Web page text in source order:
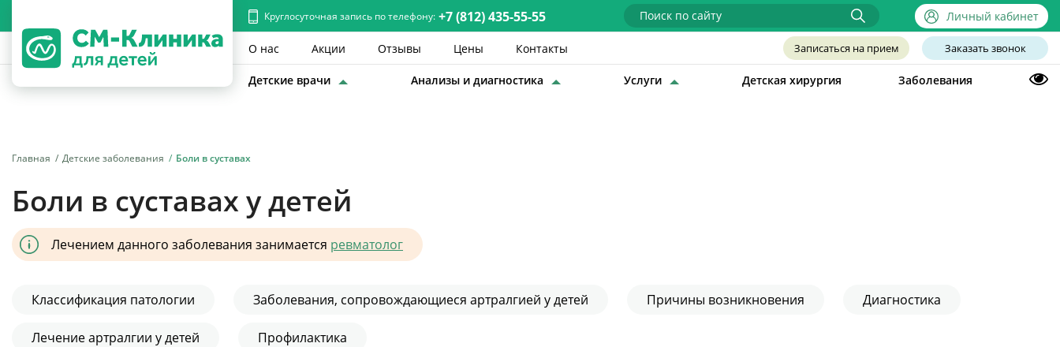
Круглосуточная запись по телефону: +7 (812) 435-55-55 Личный кабинет
О нас Акции Отзывы Цены Контакты Записаться на прием Заказать звонок
Детские врачи Анализы и диагностика Услуги Детская хирургия Заболевания
Главная Детские заболевания Боли в суставах
Боли в суставах у детей
Лечением данного заболевания занимается ревматолог
Классификация патологии Заболевания, сопровождающиеся артралгией у детей Причины возникновения Диагностика
Лечение артралгии у детей Профилактика
Заболевания
Акции